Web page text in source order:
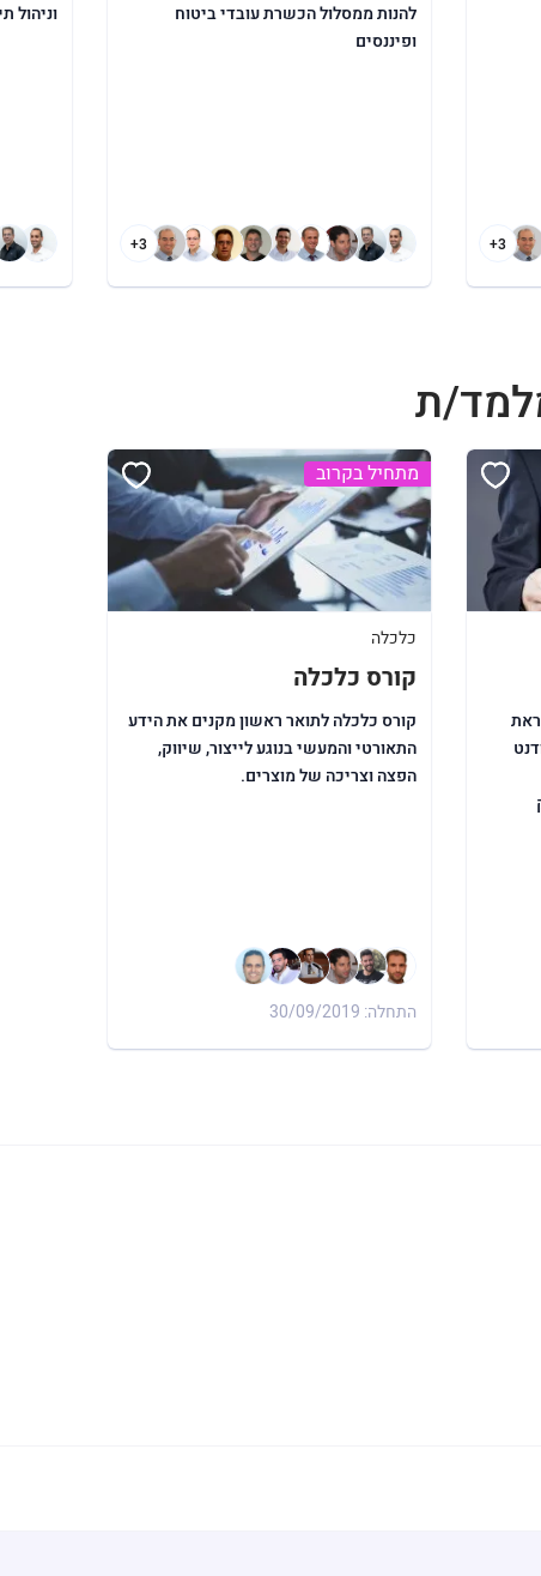
+3
להנות ממסלול הכשרת עובדי ביטוח
ופיננסים
+3
וניהול
ת
מתחיל בקרוב
כלכלה
קורס כלכלה
קורס כלכלה לתואר ראשון מקנים את הידע
התאורטי והמעשי בנוגע לייצור, שיווק,
הפצה וצריכה של מוצרים.
התחלה: 30/09/2019